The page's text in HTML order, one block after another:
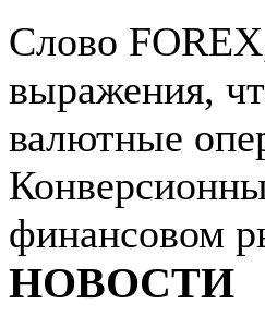
Слово
выражения,
валютные
финансовом
НОВОСТИ